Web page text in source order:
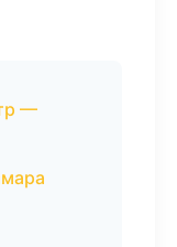
—